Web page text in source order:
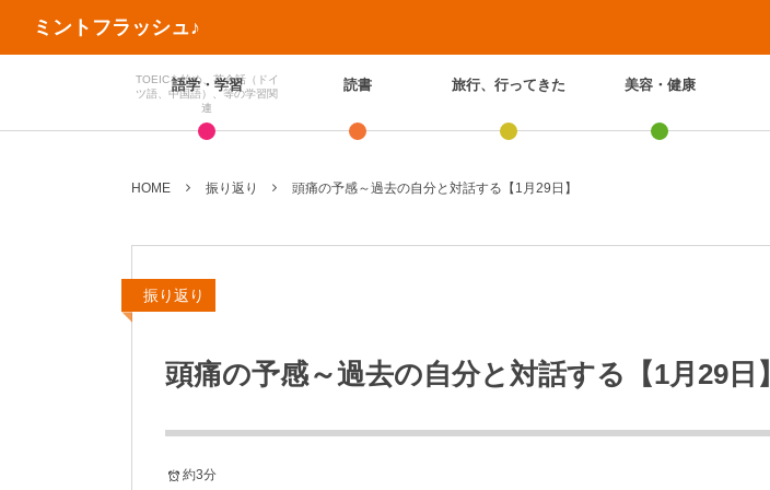
ミントフラッシュ♪
語学・学習
TOEICを始め、英会話（ドイ
ツ語、中国語）、等の学習関
連
読書 旅行、行ってきた 美容・健康
HOME 振り返り 頭痛の予感～過去の自分と対話する【1月29日】
振り返り
頭痛の予感～過去の自分と対話する【1月29日】
約3分